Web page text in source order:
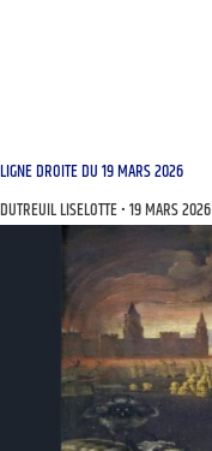
LIGNE DROITE DU 19 MARS 2026
DUTREUIL LISELOTTE 19 MARS 2026